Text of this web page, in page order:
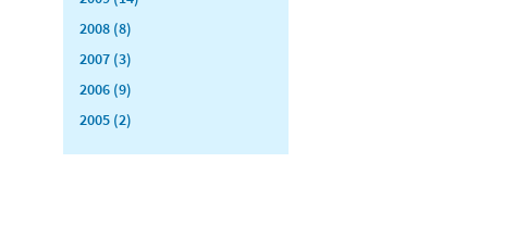
2008 (8)
2007 (3)
2006 (9)
2005 (2)